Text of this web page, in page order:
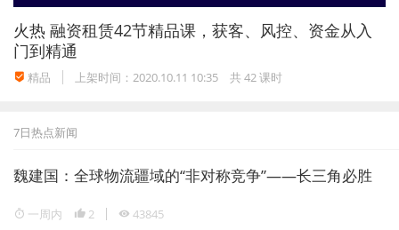
火热 融资租赁42节精品课，获客、风控、资金从入
门到精通
精品 上架时间：2020.10.11 10:35 共 42 课时
7日热点新闻
魏建国：全球物流疆域的“非对称竞争”——长三角必胜
一周内 2 43845